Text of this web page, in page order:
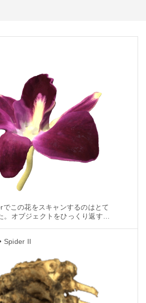
この花をスキャンするのはとて
。オブジェクトをひっくり返す
Spider II